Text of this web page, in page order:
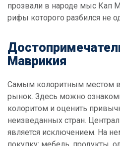
прозвали в народе мыс Кап
рифы которого разбился не
Маврикия
Самым колоритным местом в
рынок. Здесь можно
колоритом и оценить
неизведанных стран.
является исключением. На